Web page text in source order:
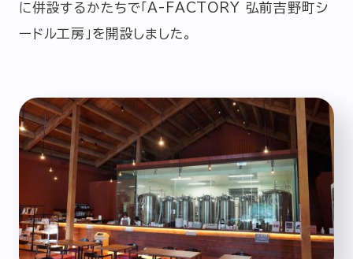
に併設するかたちで「A-FACTORY 弘前吉野町シ
ードル工房」を開設しました。